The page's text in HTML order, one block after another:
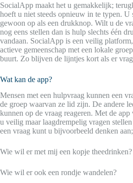
SocialApp maakt het u gemakkelijk;
hoeft u niet steeds opnieuw in te typen. U
gewoon op als een drukknop. Wilt u de
nog eens stellen dan is hulp slechts één
vandaan. SocialApp is een veilig
actieve gemeenschap met een lokale
buurt. Zo blijven de lijntjes kort als er
Wat kan de app?
Mensen met een hulpvraag kunnen een
de groep waarvan ze lid zijn. De andere
kunnen op de vraag reageren. Met de
u veilig maar laagdrempelig vragen
een vraag kunt u bijvoorbeeld denken aan;
Wie wil er met mij een kopje theedrinken?
Wie wil er ook een rondje wandelen?